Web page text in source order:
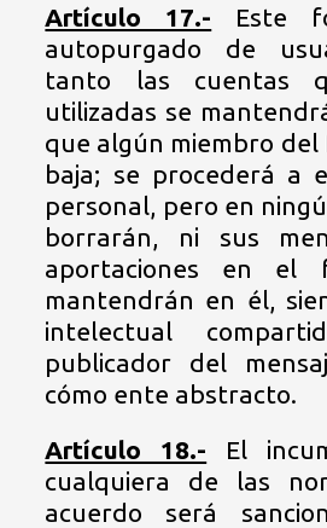
Artículo 17.- Este
autopurgado de
tanto las cuentas
utilizadas se
que algún miembro del
baja; se procederá a
personal, pero en
borrarán, ni sus
aportaciones en el
mantendrán en él,
intelectual
publicador del
cómo ente abstracto.
Artículo 18.- El
cualquiera de las
acuerdo será